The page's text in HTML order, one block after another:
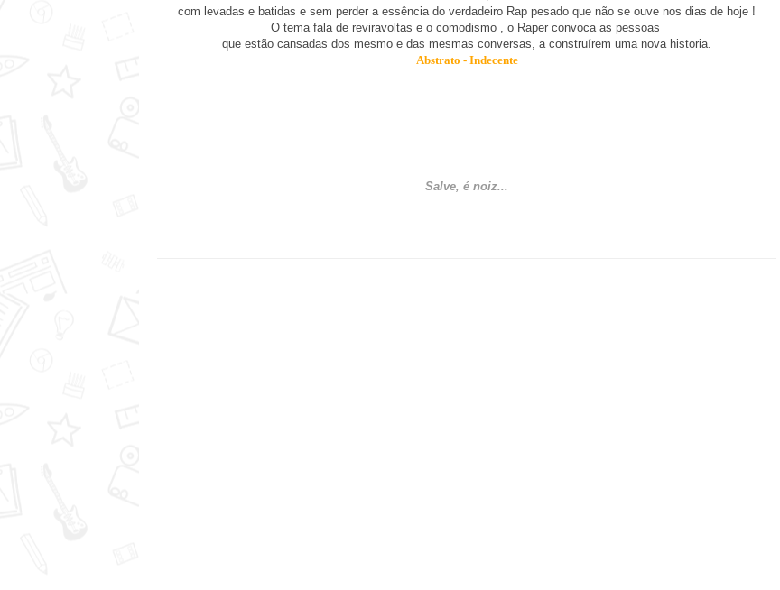
com levadas e batidas e sem perder a essência do verdadeiro Rap pesado que não se ouve nos dias de hoje !
O tema fala de reviravoltas e o comodismo , o Raper convoca as pessoas
que estão cansadas dos mesmo e das mesmas conversas, a construírem uma nova historia.
Abstrato - Indecente
Salve, é noiz...